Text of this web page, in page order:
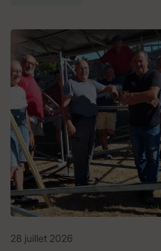
28 juillet 2026